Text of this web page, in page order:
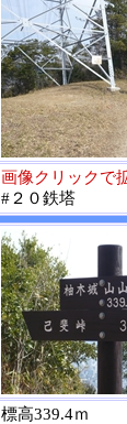
画像クリックで
#２０鉄塔
標高339.4ｍ